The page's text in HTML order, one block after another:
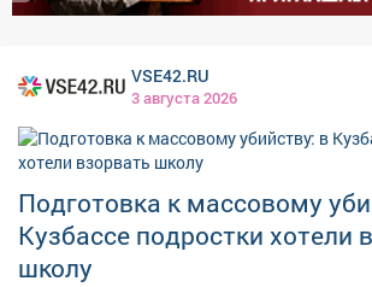
VSE42.RU
3 августа 2026
Подготовка к массовому
Кузбассе подростки хотели
школу